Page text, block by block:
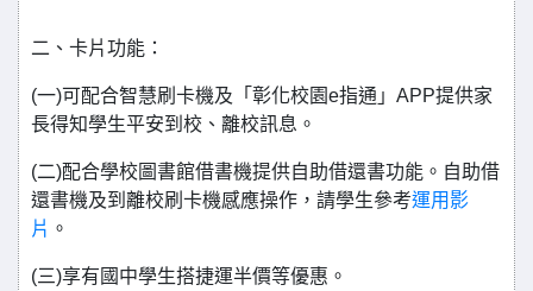
二、卡片功能：
(一)可配合智慧刷卡機及「彰化校園e指通」APP提供家
長得知學生平安到校、離校訊息。
(二)配合學校圖書館借書機提供自助借還書功能。自助借
還書機及到離校刷卡機感應操作，請學生參考運用影
片 。
(三)享有國中學生搭捷運半價等優惠。